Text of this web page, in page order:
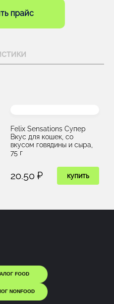
прайс
Felix Sensations Супер
Вкус для кошек, со
вкусом говядины и сыра,
75 г
20.50 ₽ купить
FOOD
NONFOOD